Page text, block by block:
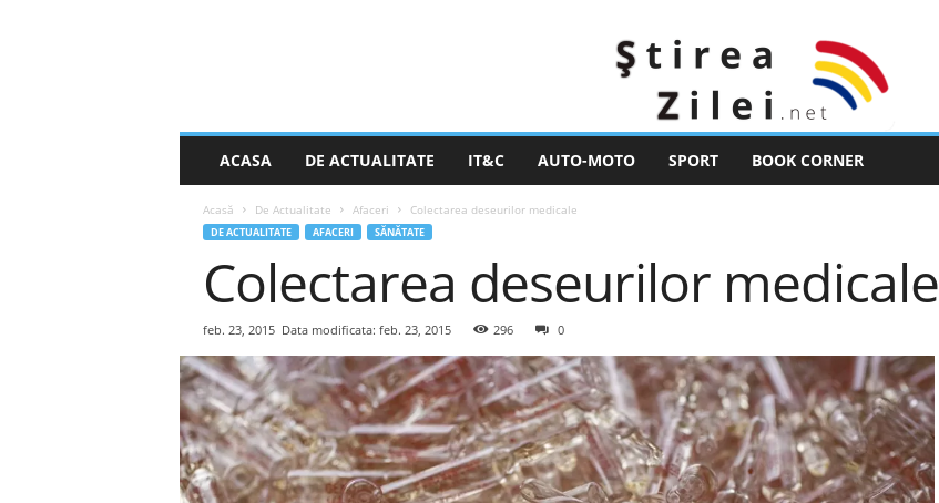
i
e
i
.
n
e
t
ACASA DE ACTUALITATE IT&C AUTO-MOTO SPORT BOOK CORNER
Acasă De Actualitate Afaceri Colectarea deseurilor medicale
DE ACTUALITATE AFACERI SĂNĂTATE
Colectarea deseurilor medicale
feb. 23, 2015 Data modificata: feb. 23, 2015 296 0